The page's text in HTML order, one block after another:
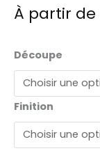
À partir de
Découpe
Finition
quantité
de
Adhésif
polymère
longue
durée